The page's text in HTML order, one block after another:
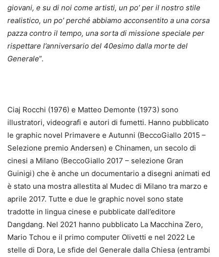
giovani, e su di noi come artisti, un po’ per il nostro stile
realistico, un po’ perché abbiamo acconsentito a una corsa
pazza contro il tempo, una sorta di missione speciale per
rispettare l’anniversario del 40esimo dalla morte del
Generale”.
Ciaj Rocchi (1976) e Matteo Demonte (1973) sono
illustratori, videografi e autori di fumetti. Hanno pubblicato
le graphic novel Primavere e Autunni (BeccoGiallo 2015 –
Selezione premio Andersen) e Chinamen, un secolo di
cinesi a Milano (BeccoGiallo 2017 – selezione Gran
Guinigi) che è anche un documentario a disegni animati ed
è stato una mostra allestita al Mudec di Milano tra marzo e
aprile 2017. Tutte e due le graphic novel sono state
tradotte in lingua cinese e pubblicate dall’editore
Dangdang. Nel 2021 hanno pubblicato La Macchina Zero,
Mario Tchou e il primo computer Olivetti e nel 2022 Le
stelle di Dora, Le sfide del Generale dalla Chiesa (entrambi